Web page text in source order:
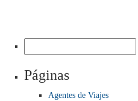
Páginas
Agentes de Viajes